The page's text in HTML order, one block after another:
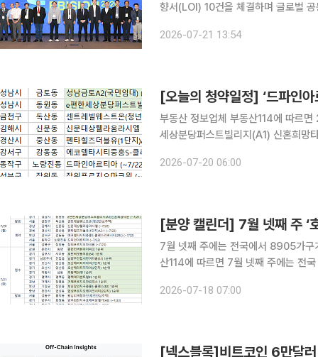
향서(LOI) 10건을 체결하며 글로벌 공동연구 확대에 나섰다.
2026)'을 개최했다고 21일 밝혔다.
2026-07-21 13:54
[오늘의 청약일정] ‘드파인
부동산 정보업체 부동산114에 따르
세상분당퍼스트빌리지(A1) 신혼희망타운’ 등이 청약
‘펜타힐즈더블유(1단지)A2-1’, 부산
2026-07-20 06:00
[분양 캘린더] 7월 넷째 주
7월 넷째 주에는 전국에서 8905가구가 분양에 나선다. ◇청약
산114에 따르면 7월 넷째 주에는 전
주진접서한이다음(S1)’, 오산시 ‘오산
2026-07-18 07:00